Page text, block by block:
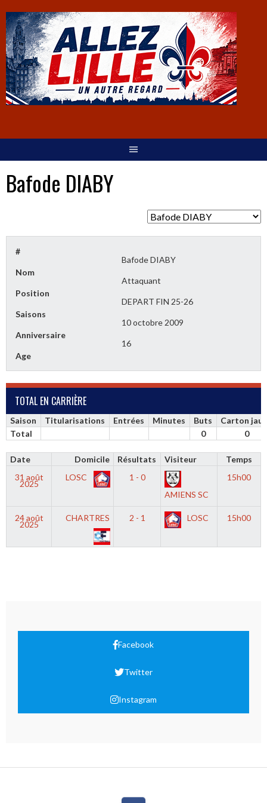
Bafode DIABY
#
Nom
Bafode DIABY
Position
Attaquant
Saisons
DEPART FIN 25-26
Anniversaire
10 octobre 2009
Age
16
TOTAL EN CARRIÈRE
Saison Titularisations Entrées Minutes Buts
Carton
Total
0 0
Date Domicile Résultats Visiteur
Temps
31 août
2025
LOSC
1 - 0
AMIENS SC
15h00
24 août
2025
CHARTRES 2 - 1 LOSC 15h00
Facebook
Twitter
Instagram